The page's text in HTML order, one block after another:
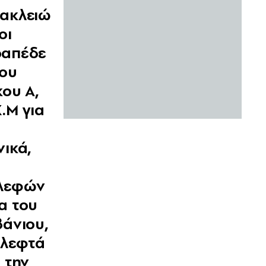
Α,
για
του
την